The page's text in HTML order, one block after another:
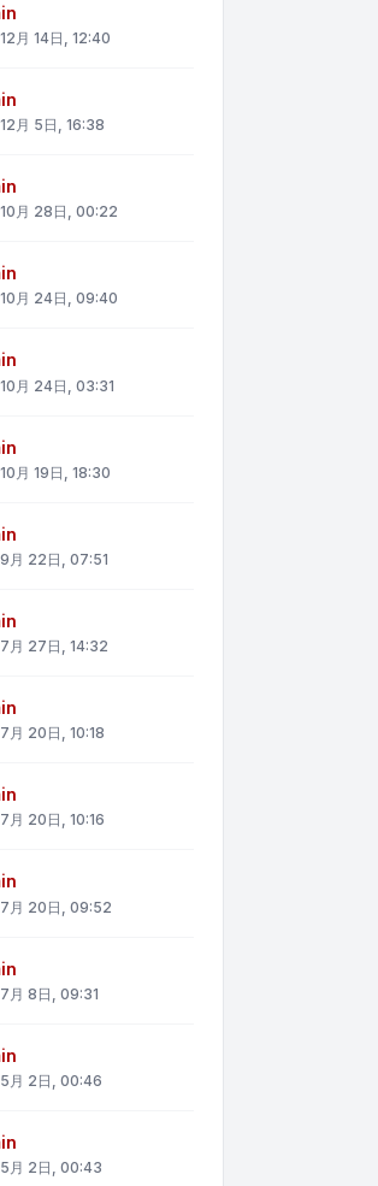
月 14日, 12:40
月 5日, 16:38
月 28日, 00:22
月 24日, 09:40
月 24日, 03:31
月 19日, 18:30
月 22日, 07:51
月 27日, 14:32
月 20日, 10:18
月 20日, 10:16
月 20日, 09:52
月 8日, 09:31
月 2日, 00:46
月 2日, 00:43